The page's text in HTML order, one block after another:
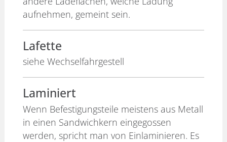
aufnehmen, gemeint sein.
Lafette
siehe Wechselfahrgestell
Laminiert
Wenn Befestigungsteile meistens aus Metall
in einen Sandwichkern eingegossen
werden, spricht man von Einlaminieren. Es